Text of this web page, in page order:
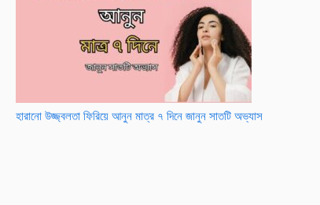
হারানো উজ্জ্বলতা ফিরিয়ে আনুন মাত্র ৭ দিনে জানুন সাতটি অভ্যাস